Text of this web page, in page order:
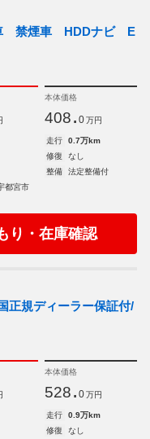
車 禁煙車 HDDナビ E
本体価格
408. 0 万円
走行
0.7万km
修復
なし
整備
法定整備付
都宮市
り・在庫確認
正規ディーラー保証付/
本体価格
528. 0 万円
走行
0.9万km
修復 なし